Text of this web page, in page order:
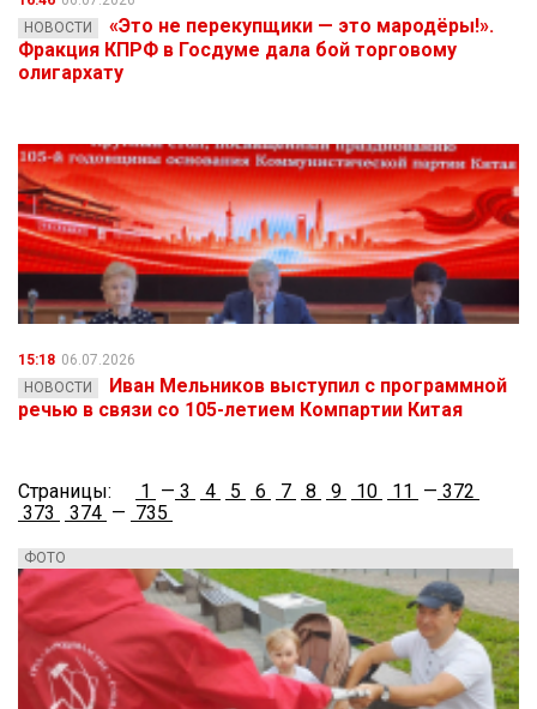
НОВОСТИ
«Это не перекупщики — это мародёры!».
Фракция КПРФ в Госдуме дала бой торговому
олигархату
15:18 06.07.2026
НОВОСТИ
Иван Мельников выступил с программной
речью в связи со 105-летием Компартии Китая
Страницы: 1 — 3 4 5 6 7 8 9 10 11 — 372
373
374 — 735
ФОТО